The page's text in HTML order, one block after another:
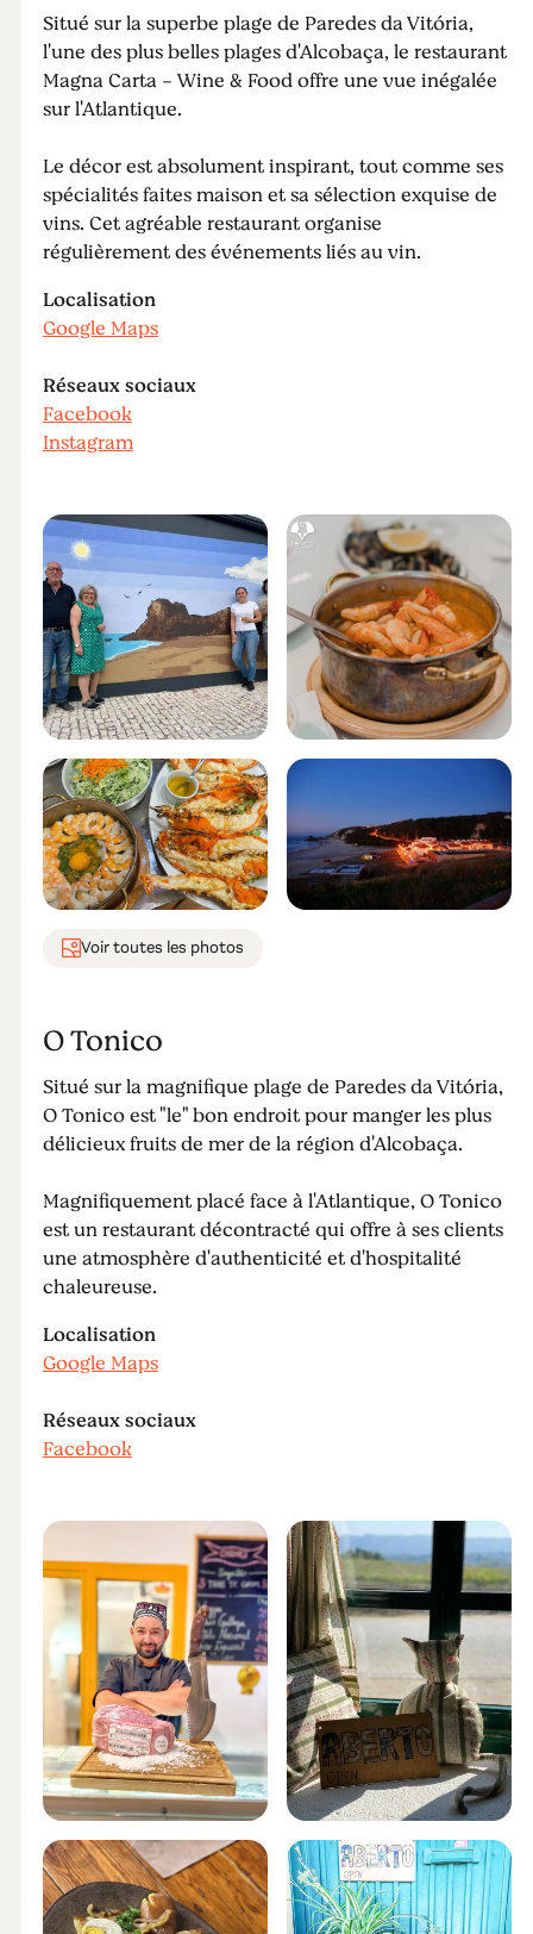
Situé sur la superbe plage de Paredes da Vitória,
l'une des plus belles plages d'Alcobaça, le restaurant
Magna Carta - Wine & Food offre une vue inégalée
sur l'Atlantique.
Le décor est absolument inspirant, tout comme ses
spécialités faites maison et sa sélection exquise de
vins. Cet agréable restaurant organise
régulièrement des événements liés au vin.
Localisation
Google Maps
Réseaux sociaux
Facebook
Instagram
Voir toutes les photos
O Tonico
Situé sur la magnifique plage de Paredes da Vitória,
O Tonico est "le" bon endroit pour manger les plus
délicieux fruits de mer de la région d'Alcobaça.
Magnifiquement placé face à l'Atlantique, O Tonico
est un restaurant décontracté qui offre à ses clients
une atmosphère d'authenticité et d'hospitalité
chaleureuse.
Localisation
Google Maps
Réseaux sociaux
Facebook